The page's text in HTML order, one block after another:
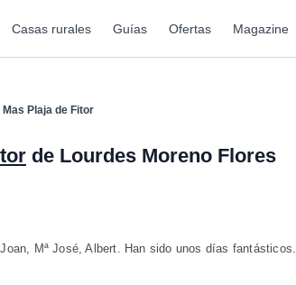
Casas rurales Guías Ofertas Magazine
Plaja de Fitor
de Lourdes Moreno Flores
Mª José, Albert. Han sido unos días fantásticos.